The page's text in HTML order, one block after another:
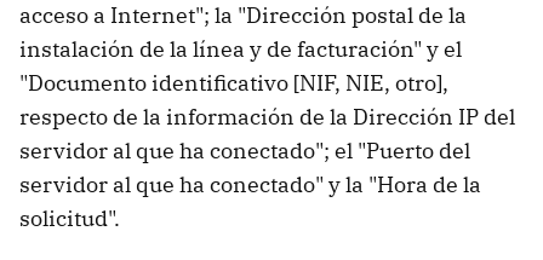
acceso a Internet"; la "Dirección postal de la
instalación de la línea y de facturación" y el
"Documento identificativo [NIF, NIE, otro],
respecto de la información de la Dirección IP del
servidor al que ha conectado"; el "Puerto del
servidor al que ha conectado" y la "Hora de la
solicitud".